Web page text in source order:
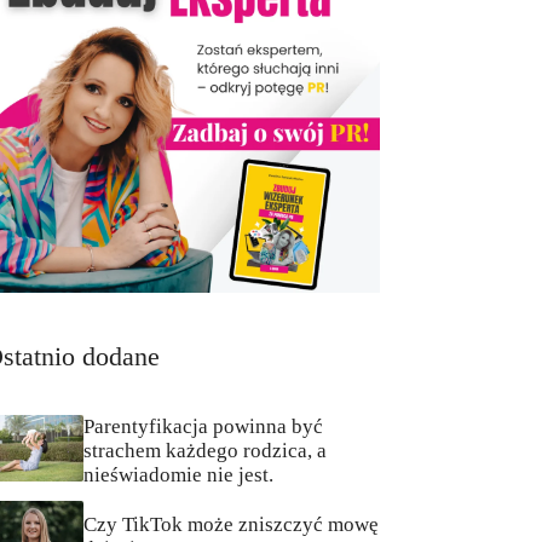
dodane
Parentyfikacja powinna być
strachem każdego rodzica, a
nieświadomie nie jest.
Czy TikTok może zniszczyć mowę